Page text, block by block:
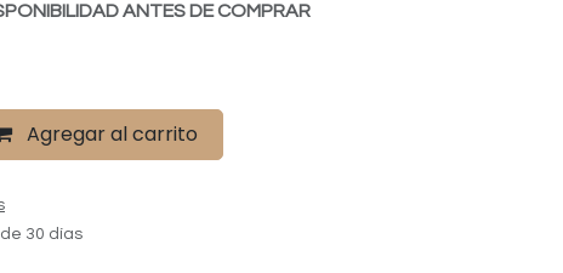
ANTES DE COMPRAR
Agregar al carrito
30 días